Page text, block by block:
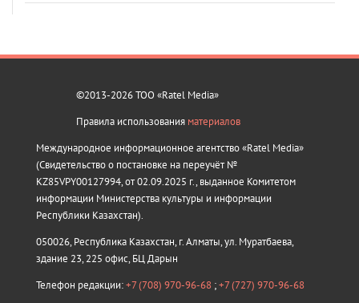
©2013-2026 ТОО «Ratel Media»
Правила использования материалов
Международное информационное агентство «Ratel Media»
(Свидетельство о постановке на переучёт №
KZ85VPY00127994, от 02.09.2025 г., выданное Комитетом
информации Министерства культуры и информации
Республики Казахстан).
050026, Республика Казахстан, г. Алматы, ул. Муратбаева,
здание 23, 225 офис, БЦ Дарын
Телефон редакции:+7 (708) 970-96-68 ;+7 (727) 970-96-68